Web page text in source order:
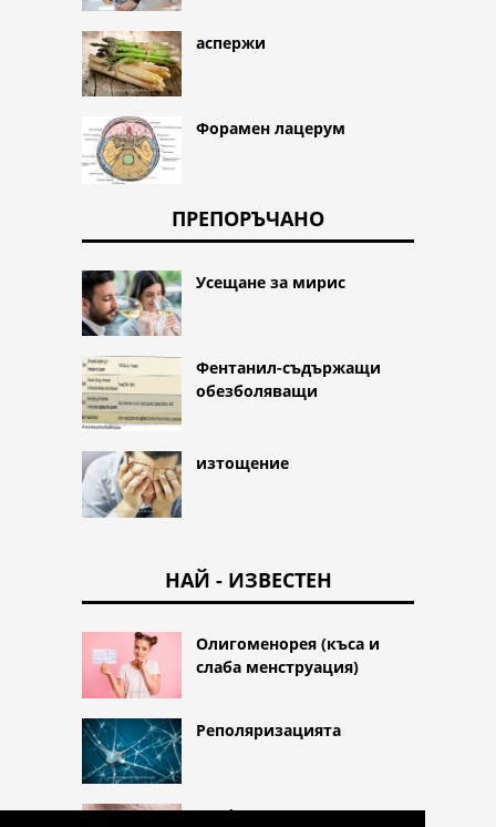
аспержи
Форамен лацерум
ПРЕПОРЪЧАНО
Усещане за мирис
Фентанил-съдържащи
обезболяващи
изтощение
НАЙ - ИЗВЕСТЕН
Олигоменорея (къса и
слаба менструация)
Реполяризацията
Блефарит (възпаление на